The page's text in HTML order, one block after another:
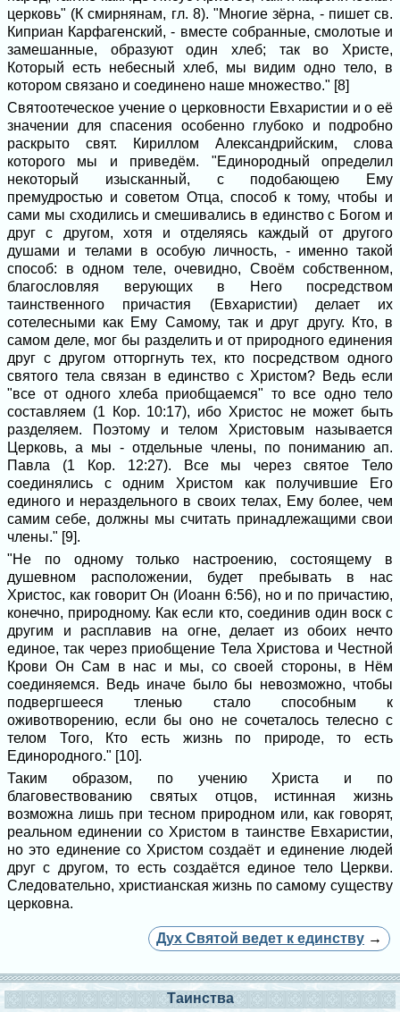
церковь" (К смирнянам, гл. 8). "Многие зёрна, - пишет св.
Киприан Карфагенский, - вместе собранные, смолотые и
замешанные, образуют один хлеб; так во Христе,
Который есть небесный хлеб, мы видим одно тело, в
котором связано и соединено наше множество." [8]
Святоотеческое учение о церковности Евхаристии и о её
значении для спасения особенно глубоко и подробно
раскрыто свят. Кириллом Александрийским, слова
которого мы и приведём. "Единородный определил
некоторый изысканный, с подобающею Ему
премудростью и советом Отца, способ к тому, чтобы и
сами мы сходились и смешивались в единство с Богом и
друг с другом, хотя и отделяясь каждый от другого
душами и телами в особую личность, - именно такой
способ: в одном теле, очевидно, Своём собственном,
благословляя верующих в Него посредством
таинственного причастия (Евхаристии) делает их
сотелесными как Ему Самому, так и друг другу. Кто, в
самом деле, мог бы разделить и от природного единения
друг с другом отторгнуть тех, кто посредством одного
святого тела связан в единство с Христом? Ведь если
"все от одного хлеба приобщаемся" то все одно тело
составляем (1 Кор. 10:17), ибо Христос не может быть
разделяем. Поэтому и телом Христовым называется
Церковь, а мы - отдельные члены, по пониманию ап.
Павла (1 Кор. 12:27). Все мы через святое Тело
соединялись с одним Христом как получившие Его
единого и нераздельного в своих телах, Ему более, чем
самим себе, должны мы считать принадлежащими свои
члены." [9].
"Не по одному только настроению, состоящему в
душевном расположении, будет пребывать в нас
Христос, как говорит Он (Иоанн 6:56), но и по причастию,
конечно, природному. Как если кто, соединив один воск с
другим и расплавив на огне, делает из обоих нечто
единое, так через приобщение Тела Христова и Честной
Крови Он Сам в нас и мы, со своей стороны, в Нём
соединяемся. Ведь иначе было бы невозможно, чтобы
подвергшееся тленью стало способным к
оживотворению, если бы оно не сочеталось телесно с
телом Того, Кто есть жизнь по природе, то есть
Единородного." [10].
Таким образом, по учению Христа и по
благовествованию святых отцов, истинная жизнь
возможна лишь при тесном природном или, как говорят,
реальном единении со Христом в таинстве Евхаристии,
но это единение со Христом создаёт и единение людей
друг с другом, то есть создаётся единое тело Церкви.
Следовательно, христианская жизнь по самому существу
церковна.
Дух Святой ведет к единству →
Таинства